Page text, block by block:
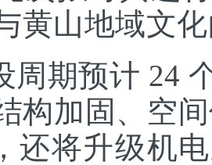
黄山地域文
周期预计 24
构加固、空
还将升级机